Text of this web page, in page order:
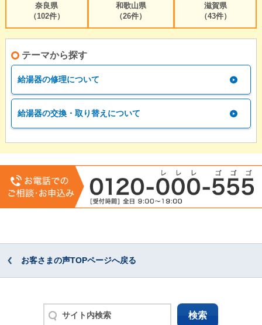
奈良県
（102件）
和歌山県
（26件）
滋賀県
（43件）
テーマから探す
給湯器の修理について
給湯器の交換・取り替えについて
お客さまの声TOPページへ戻る